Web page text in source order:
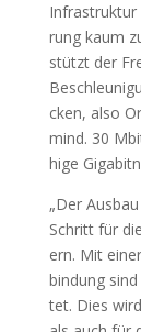
rung kaum
stützt der
cken, also
mind. 30
hi­ge
„Der
Schritt für
ern. Mit
bin­dung
tet. Dies